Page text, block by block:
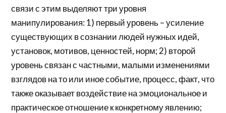
связи с этим выделяют три уровня
манипулирования: 1) первый уровень – усиление
существующих в сознании людей нужных идей,
установок, мотивов, ценностей, норм; 2) второй
уровень связан с частными, малыми изменениями
взглядов на то или иное событие, процесс, факт, что
также оказывает воздействие на эмоциональное и
практическое отношение к конкретному явлению;